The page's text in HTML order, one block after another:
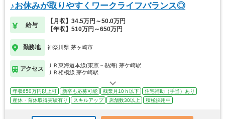
♪お休みが取りやすくワークライフバランス◎
給与
【月収】34.5万円～50.0万円
【年収】510万円～650万円
勤務地 神奈川県 茅ヶ崎市
アクセス
ＪＲ東海道本線(東京－熱海) 茅ケ崎駅
ＪＲ相模線 茅ケ崎駅
年収650万円以上可 新卒も応募可能 残業月10ｈ以下
住宅補助（手当）あり
産休・育休取得実績有り
スキルアップ 店舗数30以上 積極採用中